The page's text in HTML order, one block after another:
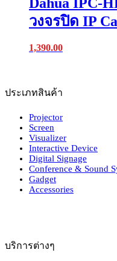
วงจรปิด IP
1,390.00
ประเภทสินค้า
Projector
Screen
Visualizer
Interactive Device
Digital Signage
Conference & Sound
Gadget
Accessories
บริการต่างๆ